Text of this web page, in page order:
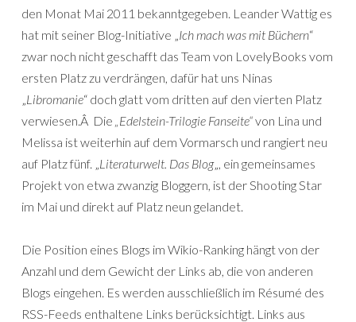
den Monat Mai 2011 bekanntgegeben. Leander Wattig es
hat mit seiner Blog-Initiative „Ich mach was mit Büchern“
zwar noch nicht geschafft das Team von LovelyBooks vom
ersten Platz zu verdrängen, dafür hat uns Ninas
„Libromanie“ doch glatt vom dritten auf den vierten Platz
verwiesen.Â Die „Edelstein-Trilogie Fanseite“von Lina und
Melissa ist weiterhin auf dem Vormarsch und rangiert neu
auf Platz fünf. „Literaturwelt. Das Blog„, ein gemeinsames
Projekt von etwa zwanzig Bloggern, ist der Shooting Star
im Mai und direkt auf Platz neun gelandet.
Die Position eines Blogs im Wikio-Ranking hängt von der
Anzahl und dem Gewicht der Links ab, die von anderen
Blogs eingehen. Es werden ausschließlich im Résumé des
RSS-Feeds enthaltene Links berücksichtigt. Links aus